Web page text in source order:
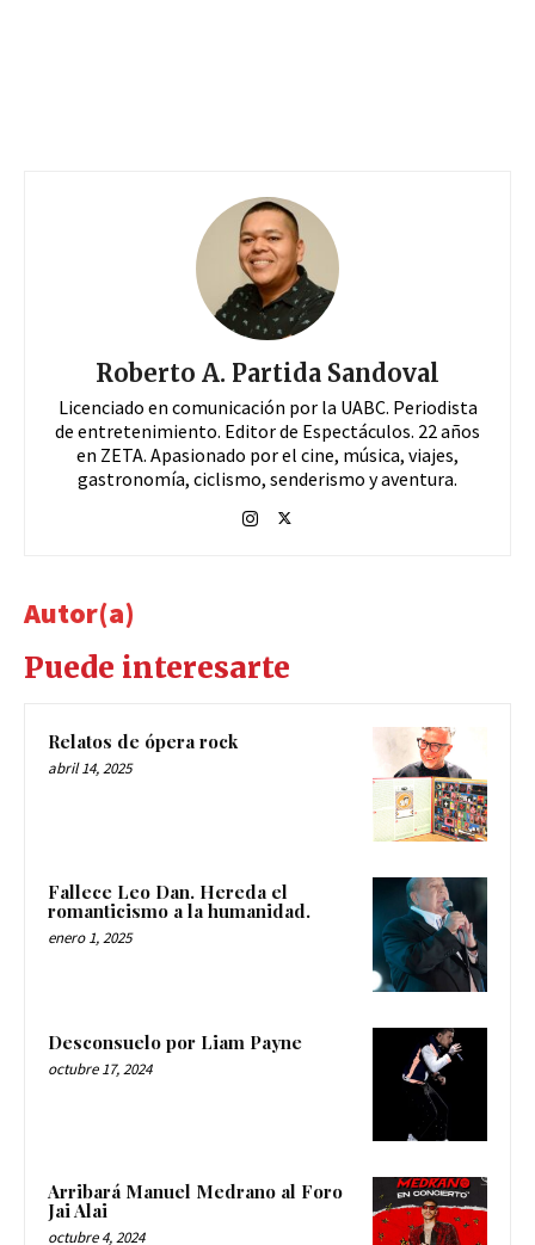
Roberto A. Partida Sandoval
Licenciado en comunicación por la UABC. Periodista
de entretenimiento. Editor de Espectáculos. 22 años
en ZETA. Apasionado por el cine, música, viajes,
gastronomía, ciclismo, senderismo y aventura.
Autor(a)
Puede interesarte
Relatos de ópera rock
abril 14, 2025
Fallece Leo Dan. Hereda el
romanticismo a la humanidad.
enero 1, 2025
Desconsuelo por Liam Payne
octubre 17, 2024
Arribará Manuel Medrano al Foro
Jai Alai
octubre 4, 2024